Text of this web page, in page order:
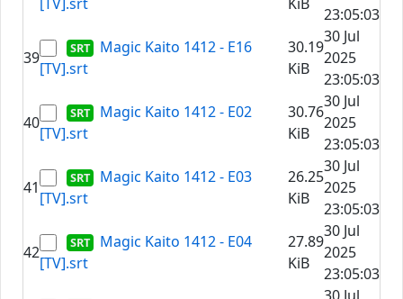
23:05:03
39
Magic Kaito 1412 - E16
[TV].srt
30.19
KiB
30 Jul
2025
23:05:03
40
Magic Kaito 1412 - E02
[TV].srt
30.76
KiB
30 Jul
2025
23:05:03
41
Magic Kaito 1412 - E03
[TV].srt
26.25
KiB
30 Jul
2025
23:05:03
42
Magic Kaito 1412 - E04
[TV].srt
27.89
KiB
30 Jul
2025
23:05:03